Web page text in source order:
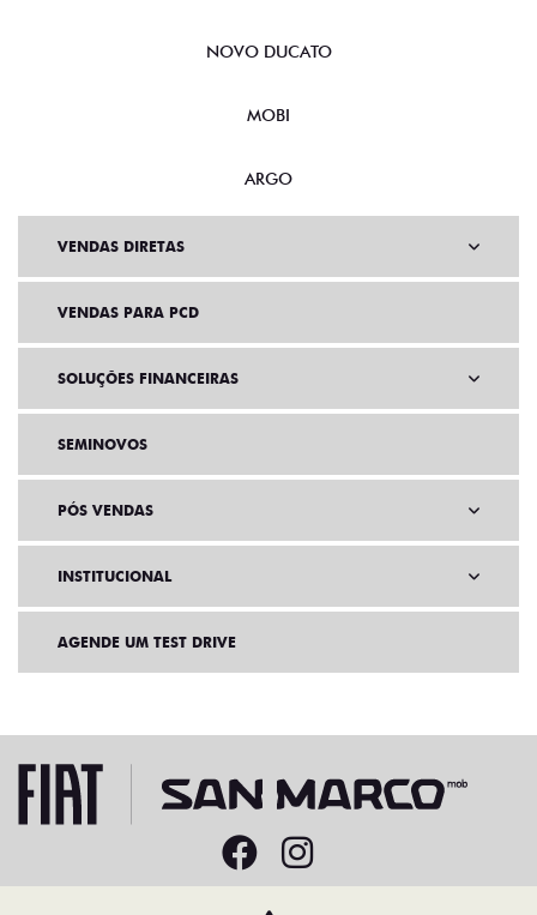
NOVO DUCATO
MOBI
ARGO
VENDAS DIRETAS
VENDAS PARA PCD
SOLUÇÕES FINANCEIRAS
SEMINOVOS
PÓS VENDAS
INSTITUCIONAL
AGENDE UM TEST DRIVE